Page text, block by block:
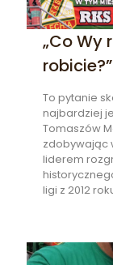
„Co Wy
robicie?”
To pytanie
najbardziej
Tomaszów
zdobywając
liderem
ligi z 2012